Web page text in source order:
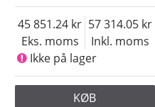
Eks. moms
45 851.24
Inkl. moms
57 314.05
Ikke på lager
KØB